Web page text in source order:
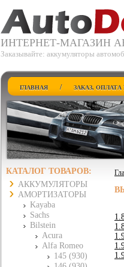
ИНТЕРНЕТ-МАГАЗИН
Заказывайте: аккумуляторы
ГЛАВНАЯ / ЗАКАЗ,
КАТАЛОГ ТОВАРОВ:
АККУМУЛЯТОРЫ
АМОРТИЗАТОРЫ
Kayaba
Sachs
Bilstein
Acura
Alfa Romeo
145 (930)